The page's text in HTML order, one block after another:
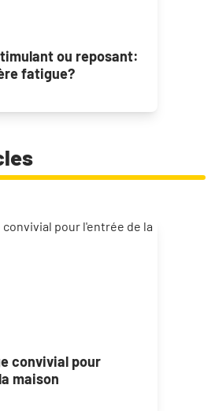
ou reposant:
fatigue?
convivial pour
maison